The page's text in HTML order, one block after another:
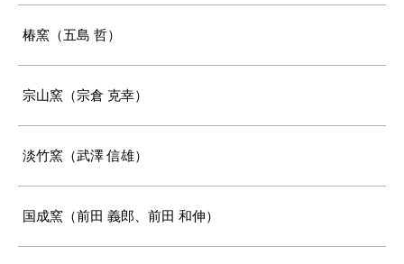
椿窯（五島 哲）
宗山窯（宗倉 克幸）
淡竹窯（武澤 信雄）
国成窯（前田 義郎、前田 和伸）